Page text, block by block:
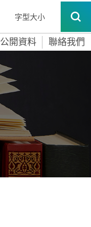
字型大小
公開資料 聯絡我們